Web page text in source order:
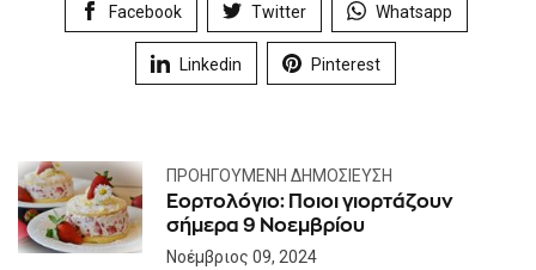
Facebook Twitter Whatsapp
Linkedin Pinterest
ΠΡΟΗΓΟΎΜΕΝΗ ΔΗΜΟΣΊΕΥΣΗ
Εορτολόγιο: Ποιοι γιορτάζουν
σήμερα 9 Νοεμβρίου
Νοέμβριος 09, 2024